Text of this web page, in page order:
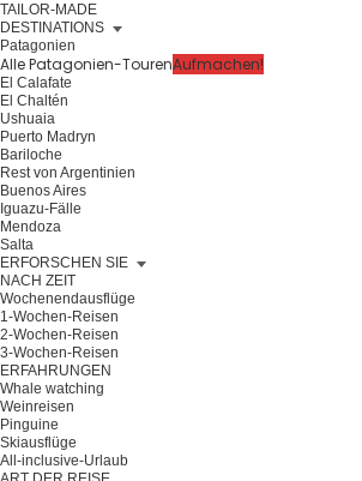
TAILOR-MADE
DESTINATIONS
Patagonien
Alle Patagonien-TourenAufmachen!
El Calafate
El Chaltén
Ushuaia
Puerto Madryn
Bariloche
Rest von Argentinien
Buenos Aires
Iguazu-Fälle
Mendoza
Salta
ERFORSCHEN SIE
NACH ZEIT
Wochenendausflüge
1-Wochen-Reisen
2-Wochen-Reisen
3-Wochen-Reisen
ERFAHRUNGEN
Whale watching
Weinreisen
Pinguine
Skiausflüge
All-inclusive-Urlaub